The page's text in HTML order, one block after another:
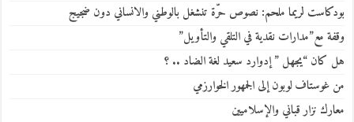
بودكاست لريما ملحم: نصوص حرّة تنشغل بالوطني والانساني دون ضجيج
وقفة مع”مدارات نقدية في التلقي والتأويل”
هل كان “يجهل ” إدوارد سعيد لغة الضاد .. ؟
من غوستاف لوبون إلى الجمهور الخوارزمي
معارك نزار قباني والإسلاميين